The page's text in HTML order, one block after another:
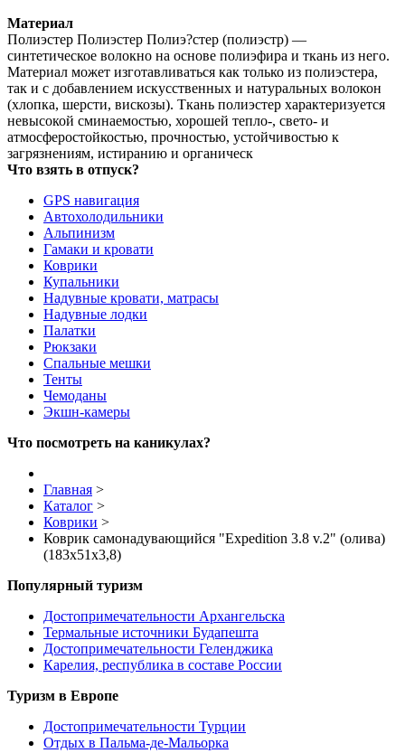
Материал
Полиэстер Полиэстер Полиэ?стер (полиэстр) —
синтетическое волокно на основе полиэфира и ткань из него.
Материал может изготавливаться как только из полиэстера,
так и с добавлением искусственных и натуральных волокон
(хлопка, шерсти, вискозы). Ткань полиэстер характеризуется
невысокой сминаемостью, хорошей тепло-, свето- и
атмосферостойкостью, прочностью, устойчивостью к
загрязнениям, истиранию и органическ
Что взять в отпуск?
GPS навигация
Автохолодильники
Альпинизм
Гамаки и кровати
Коврики
Купальники
Надувные кровати, матрасы
Надувные лодки
Палатки
Рюкзаки
Спальные мешки
Тенты
Чемоданы
Экшн-камеры
Что посмотреть на каникулах?
Главная >
Каталог >
Коврики >
Коврик самонадувающийся "Expedition 3.8 v.2" (олива)
(183x51x3,8)
Популярный туризм
Достопримечательности Архангельска
Термальные источники Будапешта
Достопримечательности Геленджика
Карелия, республика в составе России
Туризм в Европе
Достопримечательности Турции
Отдых в Пальма-де-Мальорка